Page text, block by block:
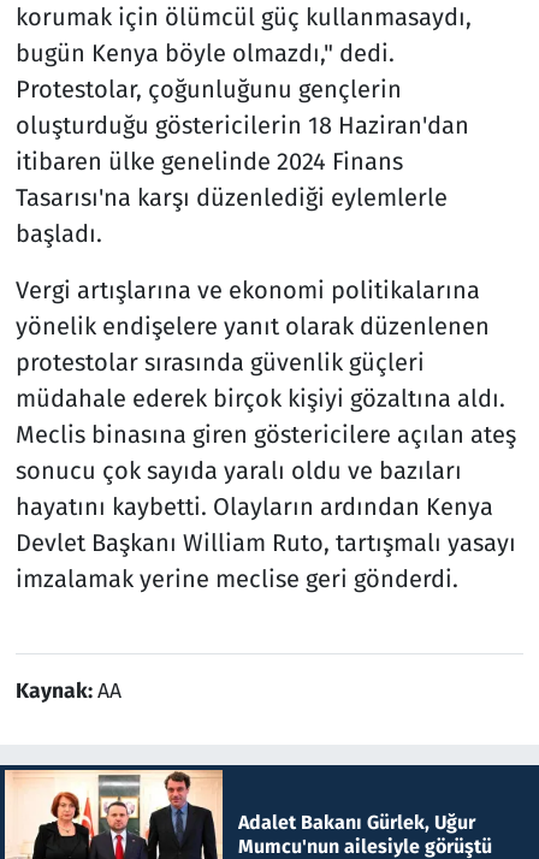
korumak için ölümcül güç kullanmasaydı,
bugün Kenya böyle olmazdı," dedi.
Protestolar, çoğunluğunu gençlerin
oluşturduğu göstericilerin 18 Haziran'dan
itibaren ülke genelinde 2024 Finans
Tasarısı'na karşı düzenlediği eylemlerle
başladı.
Vergi artışlarına ve ekonomi politikalarına
yönelik endişelere yanıt olarak düzenlenen
protestolar sırasında güvenlik güçleri
müdahale ederek birçok kişiyi gözaltına aldı.
Meclis binasına giren göstericilere açılan ateş
sonucu çok sayıda yaralı oldu ve bazıları
hayatını kaybetti. Olayların ardından Kenya
Devlet Başkanı William Ruto, tartışmalı yasayı
imzalamak yerine meclise geri gönderdi.
Kaynak:AA
Adalet Bakanı Gürlek, Uğur
Mumcu'nun ailesiyle görüştü